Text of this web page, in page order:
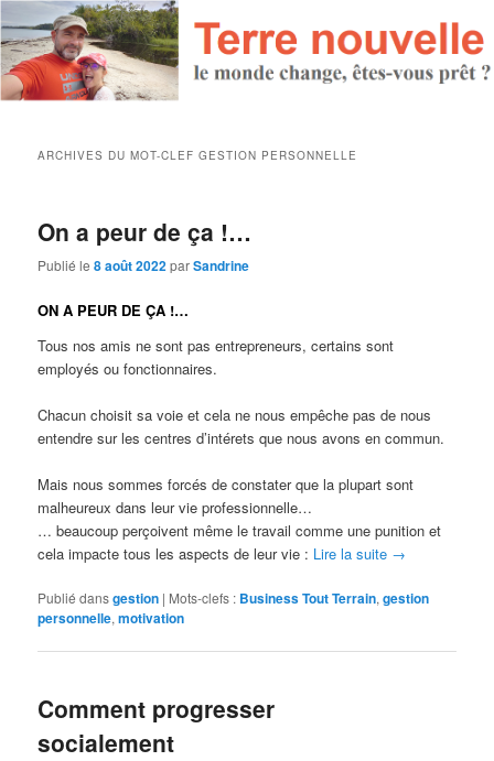
ARCHIVES DU MOT-CLEFGESTION PERSONNELLE
On a peur de ça !…
Publié le8 août 2022parSandrine
ON A PEUR DE ÇA !…
Tous nos amis ne sont pas entrepreneurs, certains sont
employés ou fonctionnaires.
Chacun choisit sa voie et cela ne nous empêche pas de nous
entendre sur les centres d’intérets que nous avons en commun.
Mais nous sommes forcés de constater que la plupart sont
malheureux dans leur vie professionnelle…
… beaucoup perçoivent même le travail comme une punition et
cela impacte tous les aspects de leur vie : Lire la suite →
Publié dansgestion | Mots-clefs : Business Tout Terrain,gestion
personnelle,motivation
Comment progresser
socialement